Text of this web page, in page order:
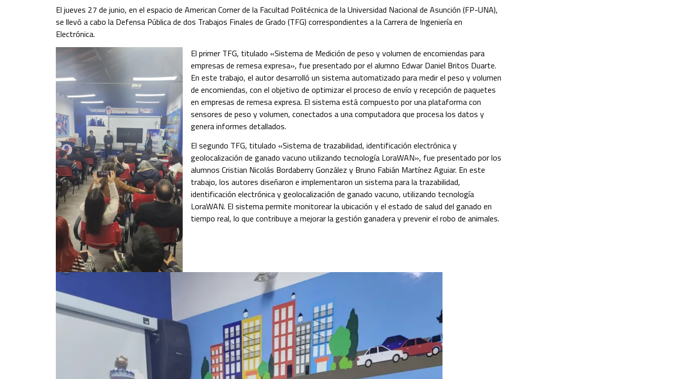
El jueves 27 de junio, en el espacio de American Corner de la Facultad Politécnica de la Universidad Nacional de Asunción (FP-UNA),
se llevó a cabo la Defensa Pública de dos Trabajos Finales de Grado (TFG) correspondientes a la Carrera de Ingeniería en
Electrónica.
El primer TFG, titulado «Sistema de Medición de peso y volumen de encomiendas para
empresas de remesa expresa», fue presentado por el alumno Edwar Daniel Britos Duarte.
En este trabajo, el autor desarrolló un sistema automatizado para medir el peso y volumen
de encomiendas, con el objetivo de optimizar el proceso de envío y recepción de paquetes
en empresas de remesa expresa. El sistema está compuesto por una plataforma con
sensores de peso y volumen, conectados a una computadora que procesa los datos y
genera informes detallados.
El segundo TFG, titulado «Sistema de trazabilidad, identificación electrónica y
geolocalización de ganado vacuno utilizando tecnología LoraWAN», fue presentado por los
alumnos Cristian Nicolás Bordaberry González y Bruno Fabián Martínez Aguiar. En este
trabajo, los autores diseñaron e implementaron un sistema para la trazabilidad,
identificación electrónica y geolocalización de ganado vacuno, utilizando tecnología
LoraWAN. El sistema permite monitorear la ubicación y el estado de salud del ganado en
tiempo real, lo que contribuye a mejorar la gestión ganadera y prevenir el robo de animales.